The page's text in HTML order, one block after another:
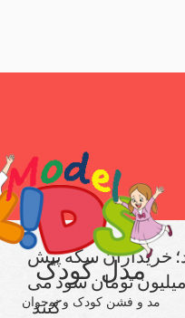
کودک
کودک و نوجوان
سكه پیش
تومان سود می
كنند